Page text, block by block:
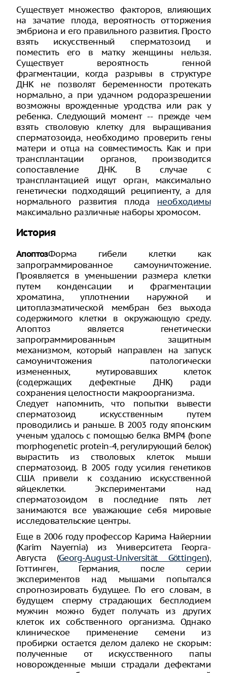
Существует множество факторов, влияющих
на зачатие плода, вероятность отторжения
эмбриона и его правильного развития. Просто
взять искусственный сперматозоид и
поместить его в матку женщины нельзя.
Существует вероятность генной
фрагментации, когда разрывы в структуре
ДНК не позволят беременности протекать
нормально, а при удачном родоразрешении
возможны врожденные уродства или рак у
ребенка. Следующий момент -- прежде чем
взять стволовую клетку для выращивания
сперматозоида, необходимо проверить гены
матери и отца на совместимость. Как и при
трансплантации органов, производится
сопоставление ДНК. В случае с
трансплантацией ищут орган, максимально
генетически подходящий реципиенту, а для
нормального развития плода необходимы
максимально различные наборы хромосом.
История
АпоптозФорма гибели клетки как
запрограммированное самоуничтожение.
Проявляется в уменьшении размера клетки
путем конденсации и фрагментации
хроматина, уплотнении наружной и
цитоплазматической мембран без выхода
содержимого клетки в окружающую среду.
Апоптоз является генетически
запрограммированным защитным
механизмом, который направлен на запуск
самоуничтожения патологически
измененных, мутировавших клеток
(содержащих дефектные ДНК) ради
сохранения целостности макроорганизма.
Следует напомнить, что попытки вывести
сперматозоид искусственным путем
проводились и раньше. В 2003 году японским
ученым удалось с помощью белка BMP4 (bone
morphogenetic protein-4, регулирующий белок)
вырастить из стволовых клеток мыши
сперматозоид. В 2005 году усилия генетиков
США привели к созданию искусственной
яйцеклетки. Экспериментами над
сперматозоидом в последние пять лет
занимаются все уважающие себя мировые
исследовательские центры.
Еще в 2006 году профессор Карима Найернии
(Karim Nayernia) из Университета Георга-
Августа (Georg-August-Universität Göttingen),
Готтинген, Германия, после серии
экспериментов над мышами попытался
спрогнозировать будущее. По его словам, в
будущем сперму страдающих бесплодием
мужчин можно будет получать из других
клеток их собственного организма. Однако
клиническое применение семени из
пробирки остается делом далеко не скорым:
полученные от искусственного папы
новорожденные мыши страдали дефектами